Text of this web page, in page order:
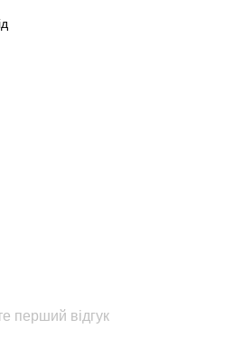
перший відгук